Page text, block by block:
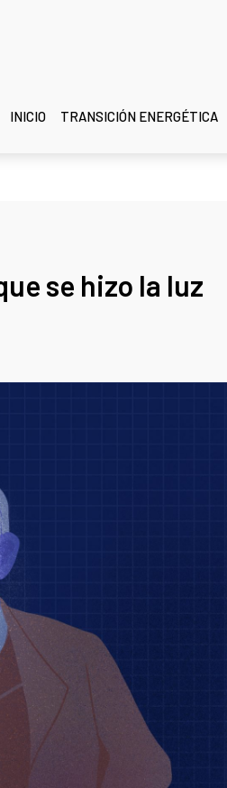
INICIO TRANSICIÓN ENERGÉTICA
se hizo la luz